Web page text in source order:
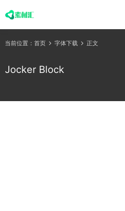
当前位置： 首页 字体下载 正文
Jocker Block